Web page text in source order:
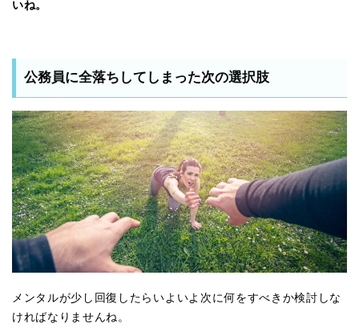
いね。
公務員に全落ちしてしまった次の選択肢
メンタルが少し回復したらいよいよ次に何をすべきか検討しな
ければなりませんね。